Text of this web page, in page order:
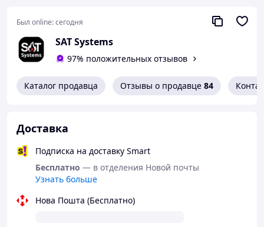
Преимущества и особенности IRI-технологии
Собственная разработка электроники с 6-
гарантия на рынке — 5 лет
Был online:сегодня
SAT Systems
97% положительных отзывов
Каталог продавца Отзывы о продавце 84
Доставка
Подписка на доставку Smart
Бесплатно — в отделения Новой почты
Узнать больше
Нова Пошта (Бесплатно)